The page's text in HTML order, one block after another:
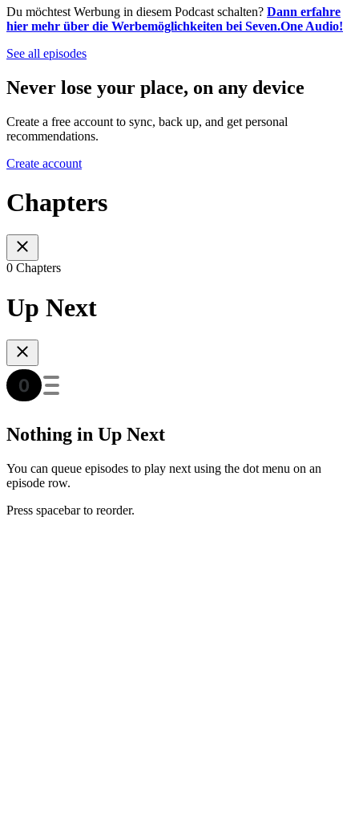
Du möchtest Werbung in diesem Podcast schalten? Dann erfahre
hier mehr über die Werbemöglichkeiten bei Seven.One Audio!
See all episodes
Never lose your place, on any device
Create a free account to sync, back up, and get personal
recommendations.
Create account
Chapters
0 Chapters
Up Next
Nothing in Up Next
You can queue episodes to play next using the dot menu on an
episode row.
Press spacebar to reorder.